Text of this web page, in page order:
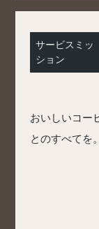
サービスミッ
ション
おいしいコー
とのすべてを。